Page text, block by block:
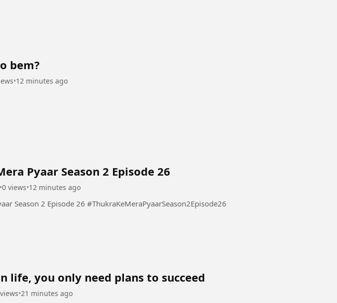
bem?
•12 minutes ago
Pyaar Season 2 Episode 26
•0 views•12 minutes ago
Thukra Ke Mera Pyaar Season 2 Episode 26 #ThukraKeMeraPyaarSeason2Episode26
life, you only need plans to succeed
•21 minutes ago